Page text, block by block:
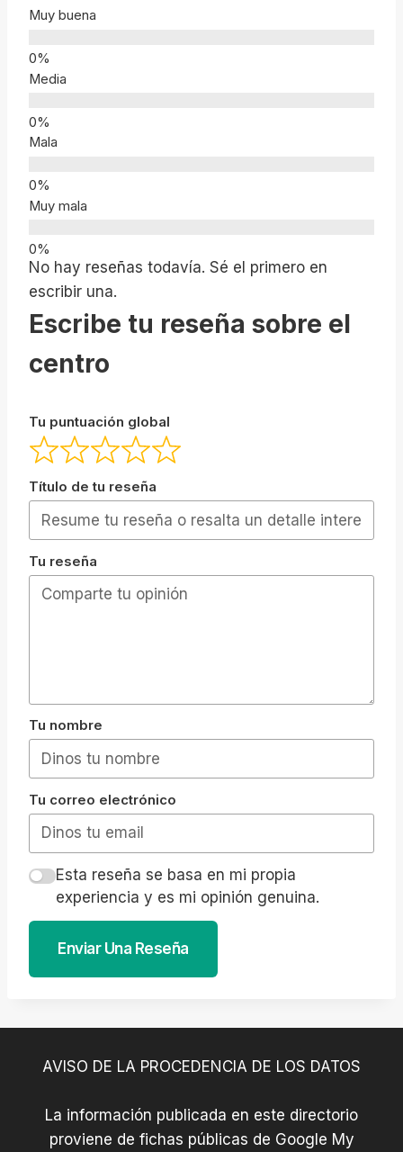
Muy buena
Media
Mala
Muy mala
No hay reseñas todavía. Sé el primero en
escribir una.
Escribe tu reseña sobre el
centro
Tu puntuación global
Título de tu reseña
Tu reseña
Tu nombre
Tu correo electrónico
Esta reseña se basa en mi propia
experiencia y es mi opinión genuina.
Enviar Una Reseña
AVISO DE LA PROCEDENCIA DE LOS DATOS
La información publicada en este directorio
proviene de fichas públicas de Google My